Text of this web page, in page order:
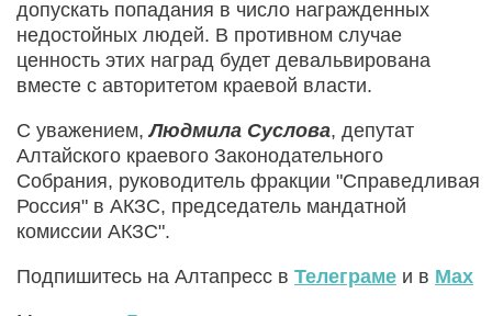
допускать попадания в число награжденных
недостойных людей. В противном случае
ценность этих наград будет девальвирована
вместе с авторитетом краевой власти.
С уважением,Людмила Суслова, депутат
Алтайского краевого Законодательного
Собрания, руководитель фракции "Справедливая
Россия" в АКЗС, председатель мандатной
комиссии АКЗС".
Подпишитесь на Алтапресс в Телеграме и в Max